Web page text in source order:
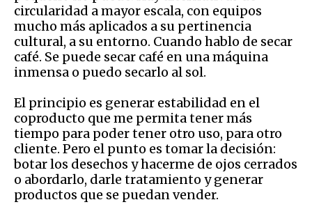
circularidad a mayor escala, con equipos
mucho más aplicados a su pertinencia
cultural, a su entorno. Cuando hablo de secar
café. Se puede secar café en una máquina
inmensa o puedo secarlo al sol.
El principio es generar estabilidad en el
coproducto que me permita tener más
tiempo para poder tener otro uso, para otro
cliente. Pero el punto es tomar la decisión:
botar los desechos y hacerme de ojos cerrados
o abordarlo, darle tratamiento y generar
productos que se puedan vender.